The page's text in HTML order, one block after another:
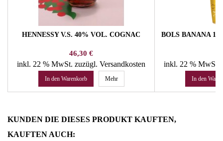
HENNESSY V.S. 40% VOL. COGNAC
Preis
46,30 €
inkl. 22 % MwSt. zuzügl. Versandkosten
In den Warenkorb Mehr
BOLS BANANA
inkl. 22 % MwSt.
In den
KUNDEN DIE DIESES PRODUKT KAUFTEN,
KAUFTEN AUCH: